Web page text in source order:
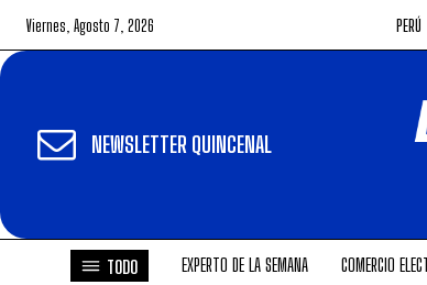
Viernes, Agosto 7, 2026 PERÚ
NEWSLETTER QUINCENAL
TODO EXPERTO DE LA SEMANA COMERCIO